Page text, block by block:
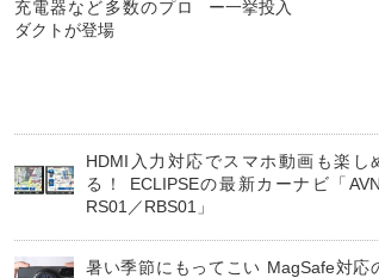
充電器など多数のプロ
ダクトが登場
ー一挙投入
HDMI入力対応でスマホ動画も楽し
る！ ECLIPSEの最新カーナビ「
RS01／RBS01」
暑い季節にもってこい MagSafe対応